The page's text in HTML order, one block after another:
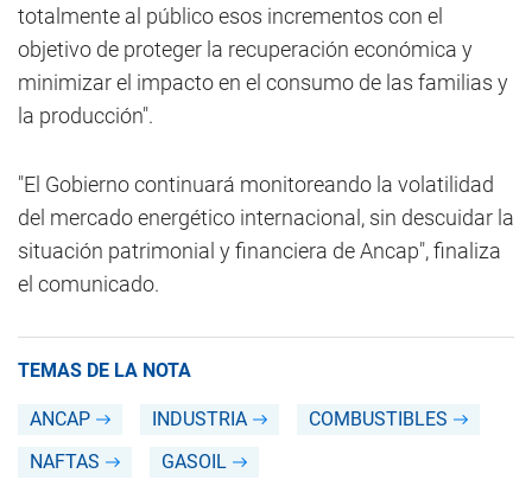
totalmente al público esos incrementos con el
objetivo de proteger la recuperación económica y
minimizar el impacto en el consumo de las familias y
la producción".
"El Gobierno continuará monitoreando la volatilidad
del mercado energético internacional, sin descuidar la
situación patrimonial y financiera de Ancap", finaliza
el comunicado.
TEMAS DE LA NOTA
ANCAP INDUSTRIA
COMBUSTIBLES
NAFTAS
GASOIL